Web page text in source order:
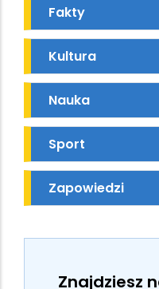
Fakty
Kultura
Nauka
Sport
Zapowiedzi
Znajdziesz